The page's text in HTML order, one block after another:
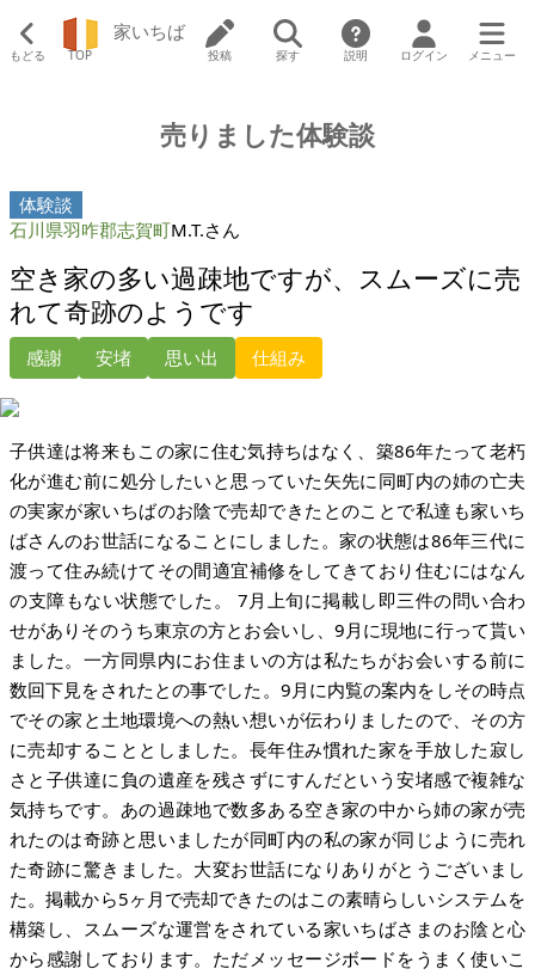
もどる TOP
家いちば
投稿 探す 説明 ログイン メニュー
売りました体験談
体験談
石川県羽咋郡志賀町M.T.さん
空き家の多い過疎地ですが、スムーズに売
れて奇跡のようです
感謝 安堵 思い出 仕組み
子供達は将来もこの家に住む気持ちはなく、築86年たって老朽
化が進む前に処分したいと思っていた矢先に同町内の姉の亡夫
の実家が家いちばのお陰で売却できたとのことで私達も家いち
ばさんのお世話になることにしました。家の状態は86年三代に
渡って住み続けてその間適宜補修をしてきており住むにはなん
の支障もない状態でした。 7月上旬に掲載し即三件の問い合わ
せがありそのうち東京の方とお会いし、9月に現地に行って貰い
ました。一方同県内にお住まいの方は私たちがお会いする前に
数回下見をされたとの事でした。9月に内覧の案内をしその時点
でその家と土地環境への熱い想いが伝わりましたので、その方
に売却することとしました。長年住み慣れた家を手放した寂し
さと子供達に負の遺産を残さずにすんだという安堵感で複雑な
気持ちです。あの過疎地で数多ある空き家の中から姉の家が売
れたのは奇跡と思いましたが同町内の私の家が同じように売れ
た奇跡に驚きました。大変お世話になりありがとうございまし
た。掲載から5ヶ月で売却できたのはこの素晴らしいシステムを
構築し、スムーズな運営をされている家いちばさまのお陰と心
から感謝しております。ただメッセージボードをうまく使いこ